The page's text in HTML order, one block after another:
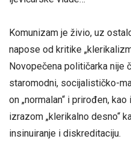
Komunizam je živio, uz
napose od kritike
Novopečena političarka nije
staromodni, socijalističko-
on „normalan“ i prirođen,
izrazom „klerikalno desno“
insinuiranje i diskreditaciju.